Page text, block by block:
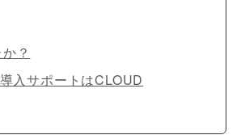
？
入サポートはCLOUD